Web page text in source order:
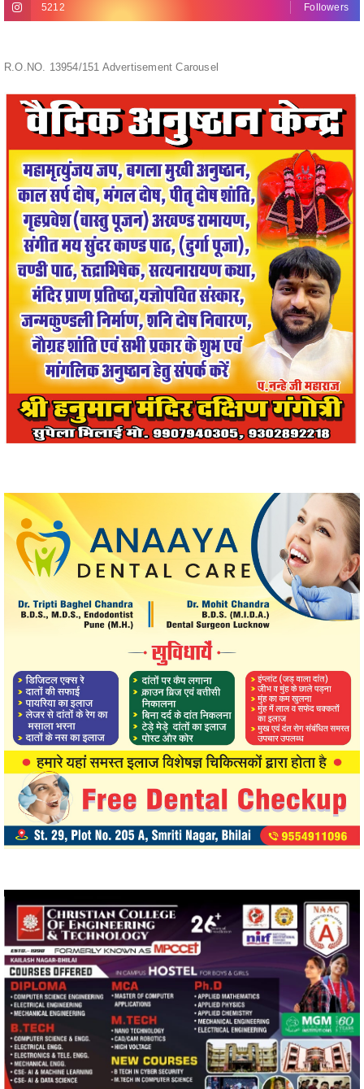
R.O.NO. 13954/151 Advertisement Carousel